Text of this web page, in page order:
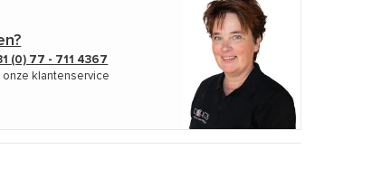
(0) 77 - 711 4367
onze klantenservice